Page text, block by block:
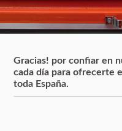
Gracias! por confiar en
cada día para ofrecerte
toda España.